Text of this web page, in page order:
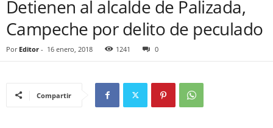
Detienen al alcalde de Palizada,
Campeche por delito de peculado
Por Editor - 16 enero, 2018 1241 0
Compartir